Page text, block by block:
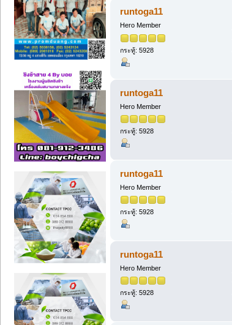
runtoga11
Hero Member
กระทู้: 5928
runtoga11
Hero Member
กระทู้: 5928
runtoga11
Hero Member
กระทู้: 5928
runtoga11
Hero Member
กระทู้: 5928